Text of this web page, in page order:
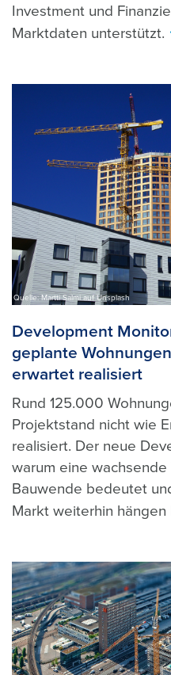
Investment und
Marktdaten unterstützt.
Quelle: Martti Salmi auf Unsplash
Development
geplante
erwartet realisiert
Rund 125.000
Projektstand nicht wie
realisiert. Der neue
warum eine
Bauwende bedeutet
Markt weiterhin hängen